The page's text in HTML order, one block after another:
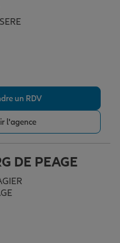
un RDV
l'agence
DE PEAGE